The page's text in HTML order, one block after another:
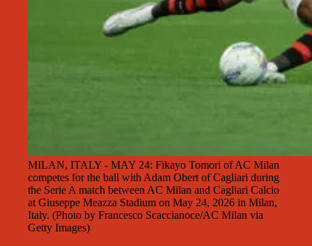
MILAN, ITALY - MAY 24: Fikayo Tomori of AC Milan
competes for the ball with Adam Obert of Cagliari during
the Serie A match between AC Milan and Cagliari Calcio
at Giuseppe Meazza Stadium on May 24, 2026 in Milan,
Italy. (Photo by Francesco Scaccianoce/AC Milan via
Getty Images)